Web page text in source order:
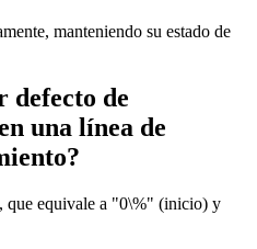
manteniendo su estado de
defecto de
una línea de
que equivale a "0\%" (inicio) y